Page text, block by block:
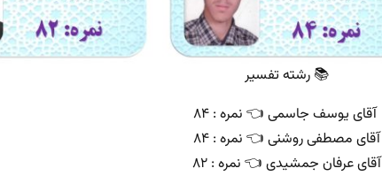
📚 رشته تفسیر
آقای یوسف جاسمی 👈 نمره : ۸۴
آقای مصطفی روشنی 👈 نمره : ۸۴
آقای عرفان جمشیدی 👈 نمره : ۸۲